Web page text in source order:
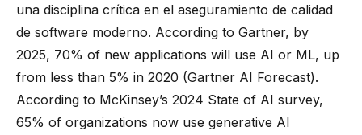
una disciplina crítica en el aseguramiento de calidad
de software moderno. According to Gartner, by
2025, 70% of new applications will use AI or ML, up
from less than 5% in 2020 (Gartner AI Forecast).
According to McKinsey’s 2024 State of AI survey,
65% of organizations now use generative AI